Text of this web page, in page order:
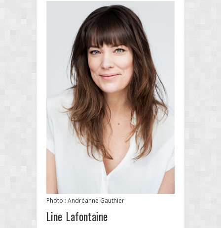
Photo : Andréanne Gauthier
Line Lafontaine